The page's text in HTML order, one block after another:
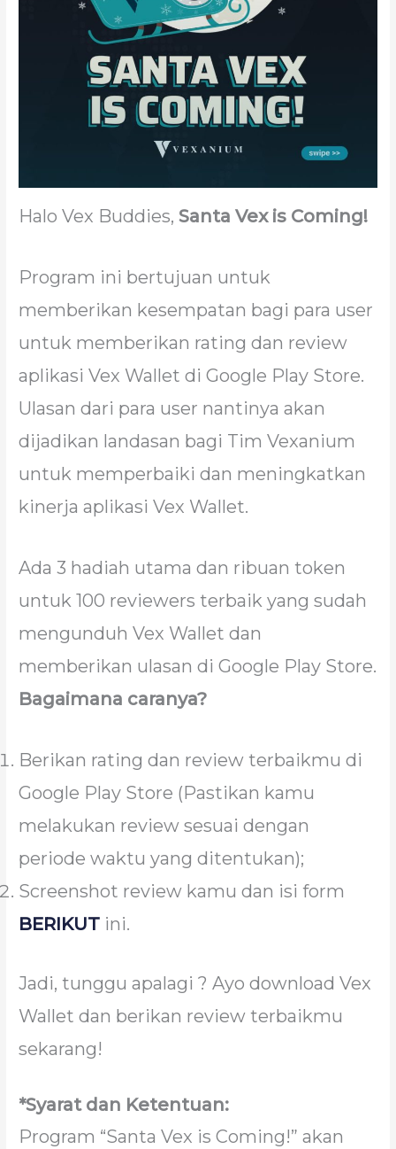
Halo Vex Buddies,Santa Vex is Coming!
Program ini bertujuan untuk
memberikan kesempatan bagi para user
untuk memberikan rating dan review
aplikasi Vex Wallet di Google Play Store.
Ulasan dari para user nantinya akan
dijadikan landasan bagi Tim Vexanium
untuk memperbaiki dan meningkatkan
kinerja aplikasi Vex Wallet.
Ada 3 hadiah utama dan ribuan token
untuk 100 reviewers terbaik yang sudah
mengunduh Vex Wallet dan
memberikan ulasan di Google Play Store.
Bagaimana caranya?
Berikan rating dan review terbaikmu di
Google Play Store (Pastikan kamu
melakukan review sesuai dengan
periode waktu yang ditentukan);
Screenshot review kamu dan isi form
BERIKUT ini.
Jadi, tunggu apalagi ? Ayo download Vex
Wallet dan berikan review terbaikmu
sekarang!
*Syarat dan Ketentuan:
Program “Santa Vex is Coming!” akan